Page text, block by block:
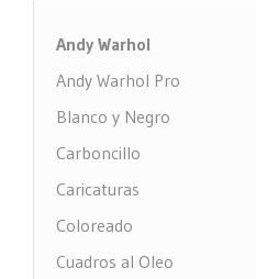
Andy Warhol
Andy Warhol Pro
Blanco y Negro
Carboncillo
Caricaturas
Coloreado
Cuadros al Oleo